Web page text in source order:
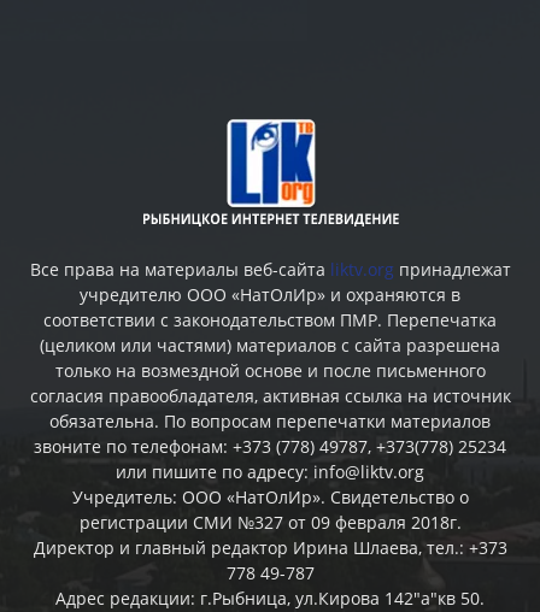
Все права на материалы веб-сайта liktv.org принадлежат
учредителю ООО «НатОлИр» и охраняются в
соответствии с законодательством ПМР. Перепечатка
(целиком или частями) материалов c сайта разрешена
только на возмездной основе и после письменного
согласия правообладателя, активная ссылка на источник
обязательна. По вопросам перепечатки материалов
звоните по телефонам: +373 (778) 49787, +373(778) 25234
или пишите по адресу: info@liktv.org
Учредитель: ООО «НатОлИр». Свидетельство о
регистрации СМИ №327 от 09 февраля 2018г.
Директор и главный редактор Ирина Шлаева, тел.: +373
778 49-787
Адрес редакции: г.Рыбница, ул.Кирова 142"а"кв 50.